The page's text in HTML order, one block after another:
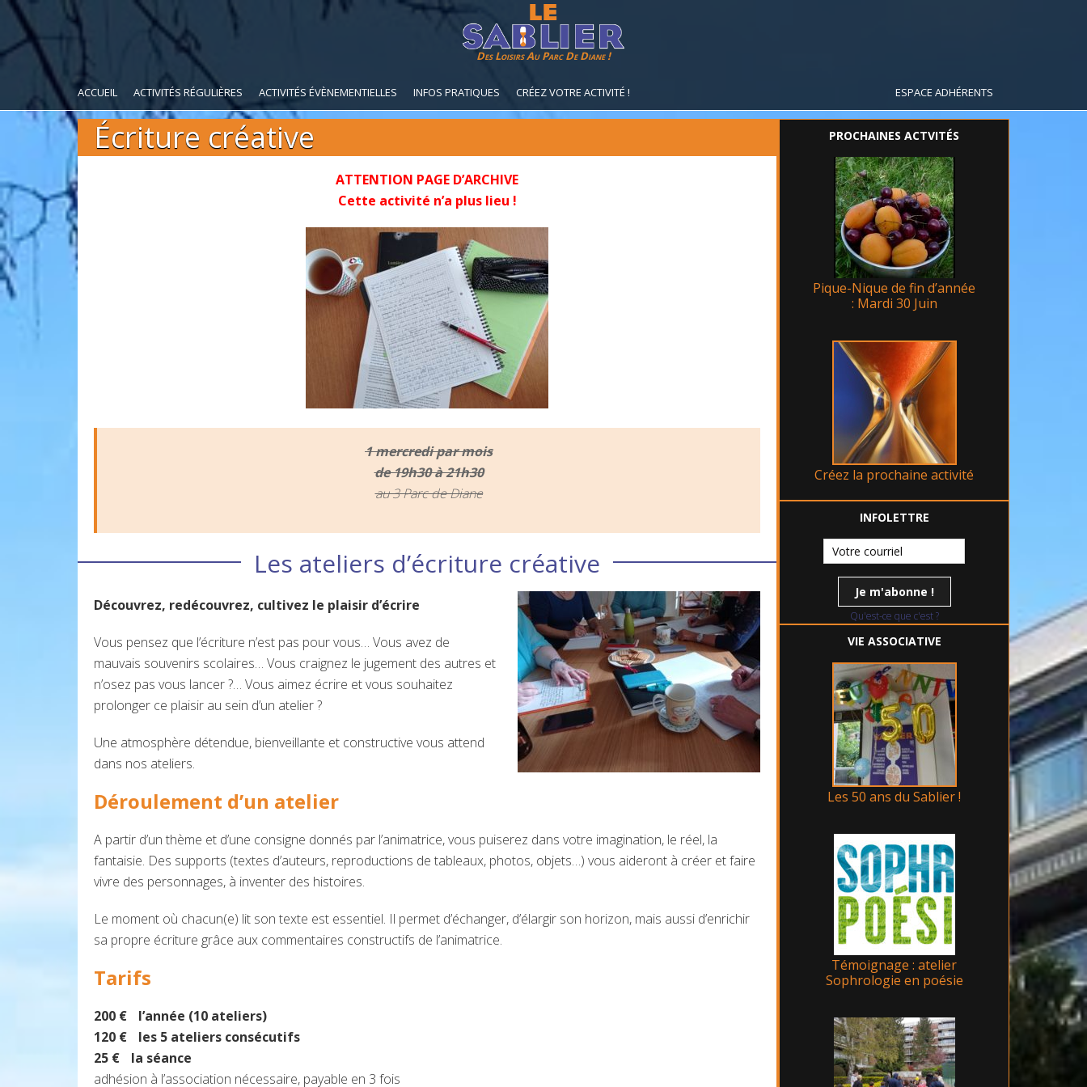
Des Loisirs Au Parc De Diane !
ACCUEIL ACTIVITÉS RÉGULIÈRES ACTIVITÉS ÉVÈNEMENTIELLES INFOS PRATIQUES CRÉEZ VOTRE ACTIVITÉ ! ESPACE ADHÉRENTS
Écriture créative
ATTENTION PAGE D’ARCHIVE
Cette activité n’a plus lieu !
1 mercredi par mois
de 19h30 à 21h30
au 3 Parc de Diane
Les ateliers d’écriture créative
Découvrez, redécouvrez, cultivez le plaisir d’écrire
Vous pensez que l’écriture n’est pas pour vous… Vous avez de
mauvais souvenirs scolaires… Vous craignez le jugement des autres et
n’osez pas vous lancer ?… Vous aimez écrire et vous souhaitez
prolonger ce plaisir au sein d’un atelier ?
Une atmosphère détendue, bienveillante et constructive vous attend
dans nos ateliers.
Déroulement d’un atelier
A partir d’un thème et d’une consigne donnés par l’animatrice, vous puiserez dans votre imagination, le réel, la
fantaisie. Des supports (textes d’auteurs, reproductions de tableaux, photos, objets…) vous aideront à créer et faire
vivre des personnages, à inventer des histoires.
Le moment où chacun(e) lit son texte est essentiel. Il permet d’échanger, d’élargir son horizon, mais aussi d’enrichir
sa propre écriture grâce aux commentaires constructifs de l’animatrice.
Tarifs
200 € l’année (10 ateliers)
120 € les 5 ateliers consécutifs
25 € la séance
adhésion à l’association nécessaire, payable en 3 fois
PROCHAINES ACTVITÉS
Pique-Nique de fin d’année
: Mardi 30 Juin
Créez la prochaine activité
INFOLETTRE
Qu'est-ce que c'est ?
VIE ASSOCIATIVE
Les 50 ans du Sablier !
Témoignage : atelier
Sophrologie en poésie